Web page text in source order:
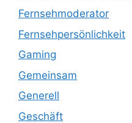
Fernsehmoderator
Fernsehpersönlichkeit
Gaming
Gemeinsam
Generell
Geschäft